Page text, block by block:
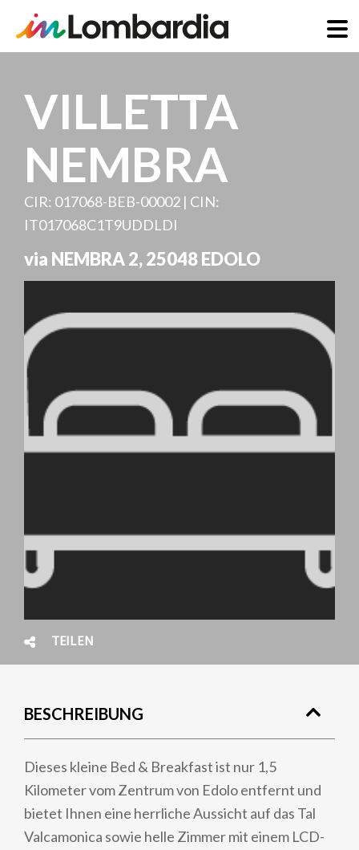
InhaltVILLETTA
NEMBRA
CIR: 017068-BEB-00002 | CIN:
IT017068C1T9UDDLDI
via NEMBRA 2,25048EDOLO
TEILEN
BESCHREIBUNG
Dieses kleine Bed & Breakfast ist nur 1,5
Kilometer vom Zentrum von Edolo entfernt und
bietet Ihnen eine herrliche Aussicht auf das Tal
Valcamonica sowie helle Zimmer mit einem LCD-